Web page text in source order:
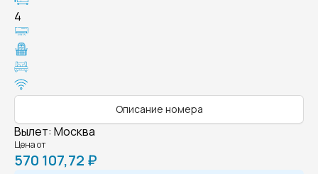
4
Описание номера
Вылет: Москва
Цена от
570 107,72 ₽